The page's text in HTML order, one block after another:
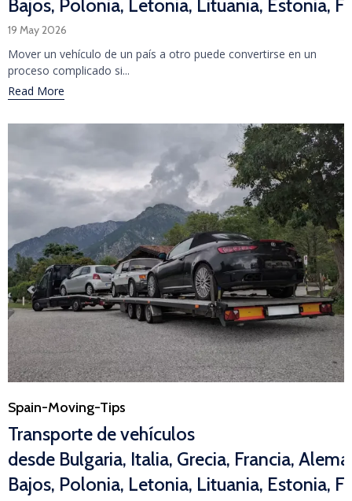
Bajos, Polonia, Letonia, Lituania, Estonia,
19 May 2026
Mover un vehículo de un país a otro puede convertirse en un
proceso complicado si...
Read More
Category
Spain-Moving-Tips
Transporte de vehículos
desde Bulgaria, Italia, Grecia, Francia,
Bajos, Polonia, Letonia, Lituania, Estonia,